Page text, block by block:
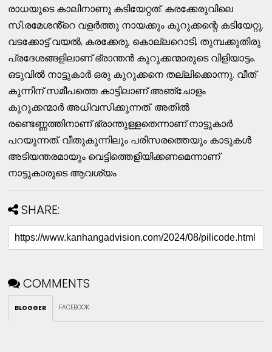
രാധയുടെ കാലിനാണു കടിയേറ്റത്. കരക്കേരുവിലെ
സി.രമേശൻ്റെ വളർത്തു നായക്കും കുറുക്കന്റെ കടിയേറ്റു.
വടക്കോട്ട് വയൽ, കരക്കേരു, കൊല്ലറൊടി, തുമ്പക്കുതിരു
പ്രദേശങ്ങളിലാണ് ഭ്രാന്തൻ കുറുക്കന്മാരുടെ വിളിയാട്ടം.
ഒടുവിൽ നാട്ടുകാർ ഒരു കുറുക്കനെ തല്ലിക്കൊന്നു. വീത്
കുന്നിന് സമീപത്തെ കാട്ടിലാണ് അഞ്ചോളം
കുറുക്കന്മാർ അധിവസിക്കുന്നത്. അതിൽ
രണ്ടെണ്ണത്തിനാണ് ഭ്രാന്തുള്ളതെന്നാണ് നാട്ടുകാർ
പറയുന്നത്. വീതുകുന്നിലും പരിസരത്തെയും കാടുകൾ
അടിയന്തരമായും വെട്ടിത്തെളിയിക്കണമെന്നാണ്
നാട്ടുകാരുടെ ആവശ്യം
SHARE:
COMMENTS
BLOGGER FACEBOOK: